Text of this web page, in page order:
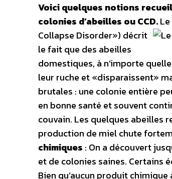
Voici quelques notions
colonies d’abeilles ou CCD.
Collapse Disorder») décrit
le fait que des abeilles
domestiques, à n’importe
leur ruche et «disparaissent»
brutales : une colonie entière
en bonne santé et souvent
couvain. Les quelques abeilles
production de miel chute
chimiques : On a découvert
et de colonies saines. Certains
Bien qu’aucun produit